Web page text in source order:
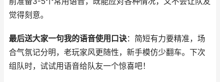
觉得刻意。
最后送大家一句我的语音使用口诀：简短有力要精准，场
合气氛记分明，老玩家风更随性，新手模仿少翻车。下次
组队时，试试用语音给队友一个惊喜吧！